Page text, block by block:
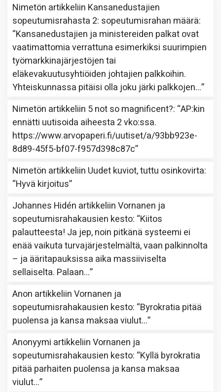
Nimetön artikkeliin Kansanedustajien
sopeutumisrahasta 2: sopeutumisrahan määrä:
“Kansanedustajien ja ministereiden palkat ovat
vaatimattomia verrattuna esimerkiksi suurimpien
työmarkkinajärjestöjen tai
eläkevakuutusyhtiöiden johtajien palkkoihin.
Yhteiskunnassa pitäisi olla joku järki palkkojen…”
Nimetön artikkeliin 5 not so magnificent?: “AP:kin
ennätti uutisoida aiheesta 2 vko:ssa.
https://www.arvopaperi.fi/uutiset/a/93bb923e-
8d89-45f5-bf07-f957d398c87c”
Nimetön artikkeliin Uudet kuviot, tuttu osinkovirta:
“Hyvä kirjoitus”
Johannes Hidén artikkeliinVornanen ja
sopeutumisrahakausien kesto: “Kiitos
palautteesta! Ja jep, noin pitkänä systeemi ei
enää vaikuta turvajärjestelmältä, vaan palkinnolta
– ja ääritapauksissa aika massiiviselta
sellaiselta. Palaan…”
Anon artikkeliinVornanen ja
sopeutumisrahakausien kesto: “Byrokratia pitää
puolensa ja kansa maksaa viulut…”
Anonyymi artikkeliinVornanen ja
sopeutumisrahakausien kesto: “Kyllä byrokratia
pitää parhaiten puolensa ja kansa maksaa
viulut…”